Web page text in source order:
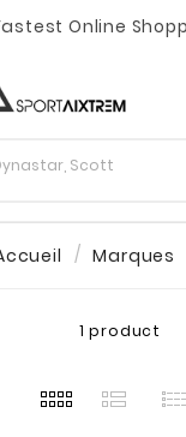
Online
Marques
1 product